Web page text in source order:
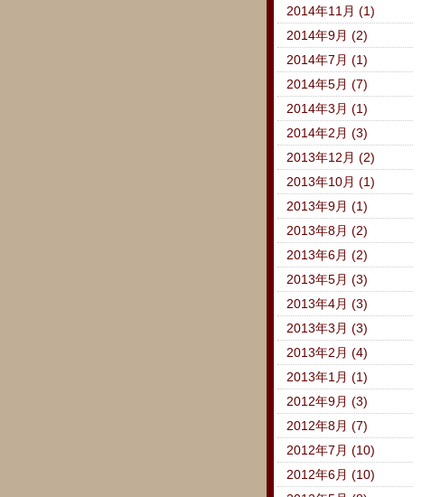
2014年11月 (1)
2014年9月 (2)
2014年7月 (1)
2014年5月 (7)
2014年3月 (1)
2014年2月 (3)
2013年12月 (2)
2013年10月 (1)
2013年9月 (1)
2013年8月 (2)
2013年6月 (2)
2013年5月 (3)
2013年4月 (3)
2013年3月 (3)
2013年2月 (4)
2013年1月 (1)
2012年9月 (3)
2012年8月 (7)
2012年7月 (10)
2012年6月 (10)